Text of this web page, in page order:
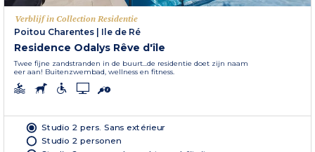
Verblijf in Collection Residentie
Poitou Charentes
Ile de Ré
Residence Odalys Rêve d'île
Twee fijne zandstranden in de buurt...de residentie doet zijn naam
eer aan! Buitenzwembad, wellness en fitness.
Studio 2 pers. Sans extérieur
Studio 2 personen